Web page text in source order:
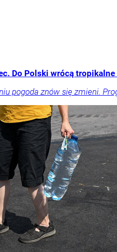
Do Polski wrócą
pogoda znów się zmieni.